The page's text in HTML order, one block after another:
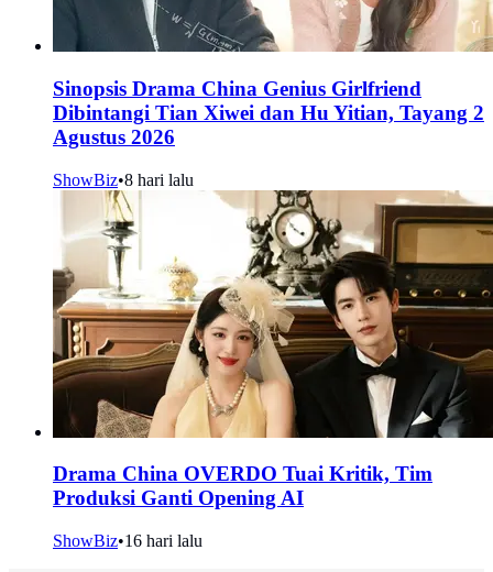
Sinopsis Drama China Genius Girlfriend
Dibintangi Tian Xiwei dan Hu Yitian, Tayang 2
Agustus 2026
ShowBiz•8 hari lalu
Drama China OVERDO Tuai Kritik, Tim
Produksi Ganti Opening AI
ShowBiz•16 hari lalu